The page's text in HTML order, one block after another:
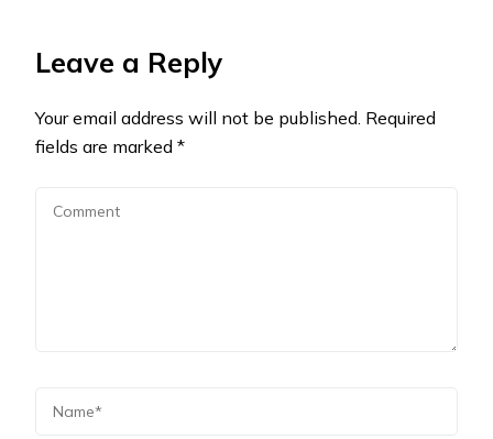
Leave a Reply
Your email address will not be published. Required
fields are marked *